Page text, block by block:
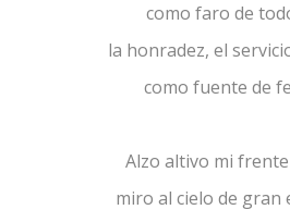
como faro de
la honradez, el
como fuente de
Alzo altivo mi
miro al cielo de gran